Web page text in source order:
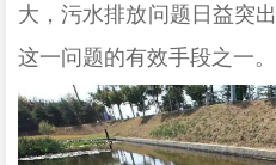
大，污水排放问题日益突
这一问题的有效手段之一。